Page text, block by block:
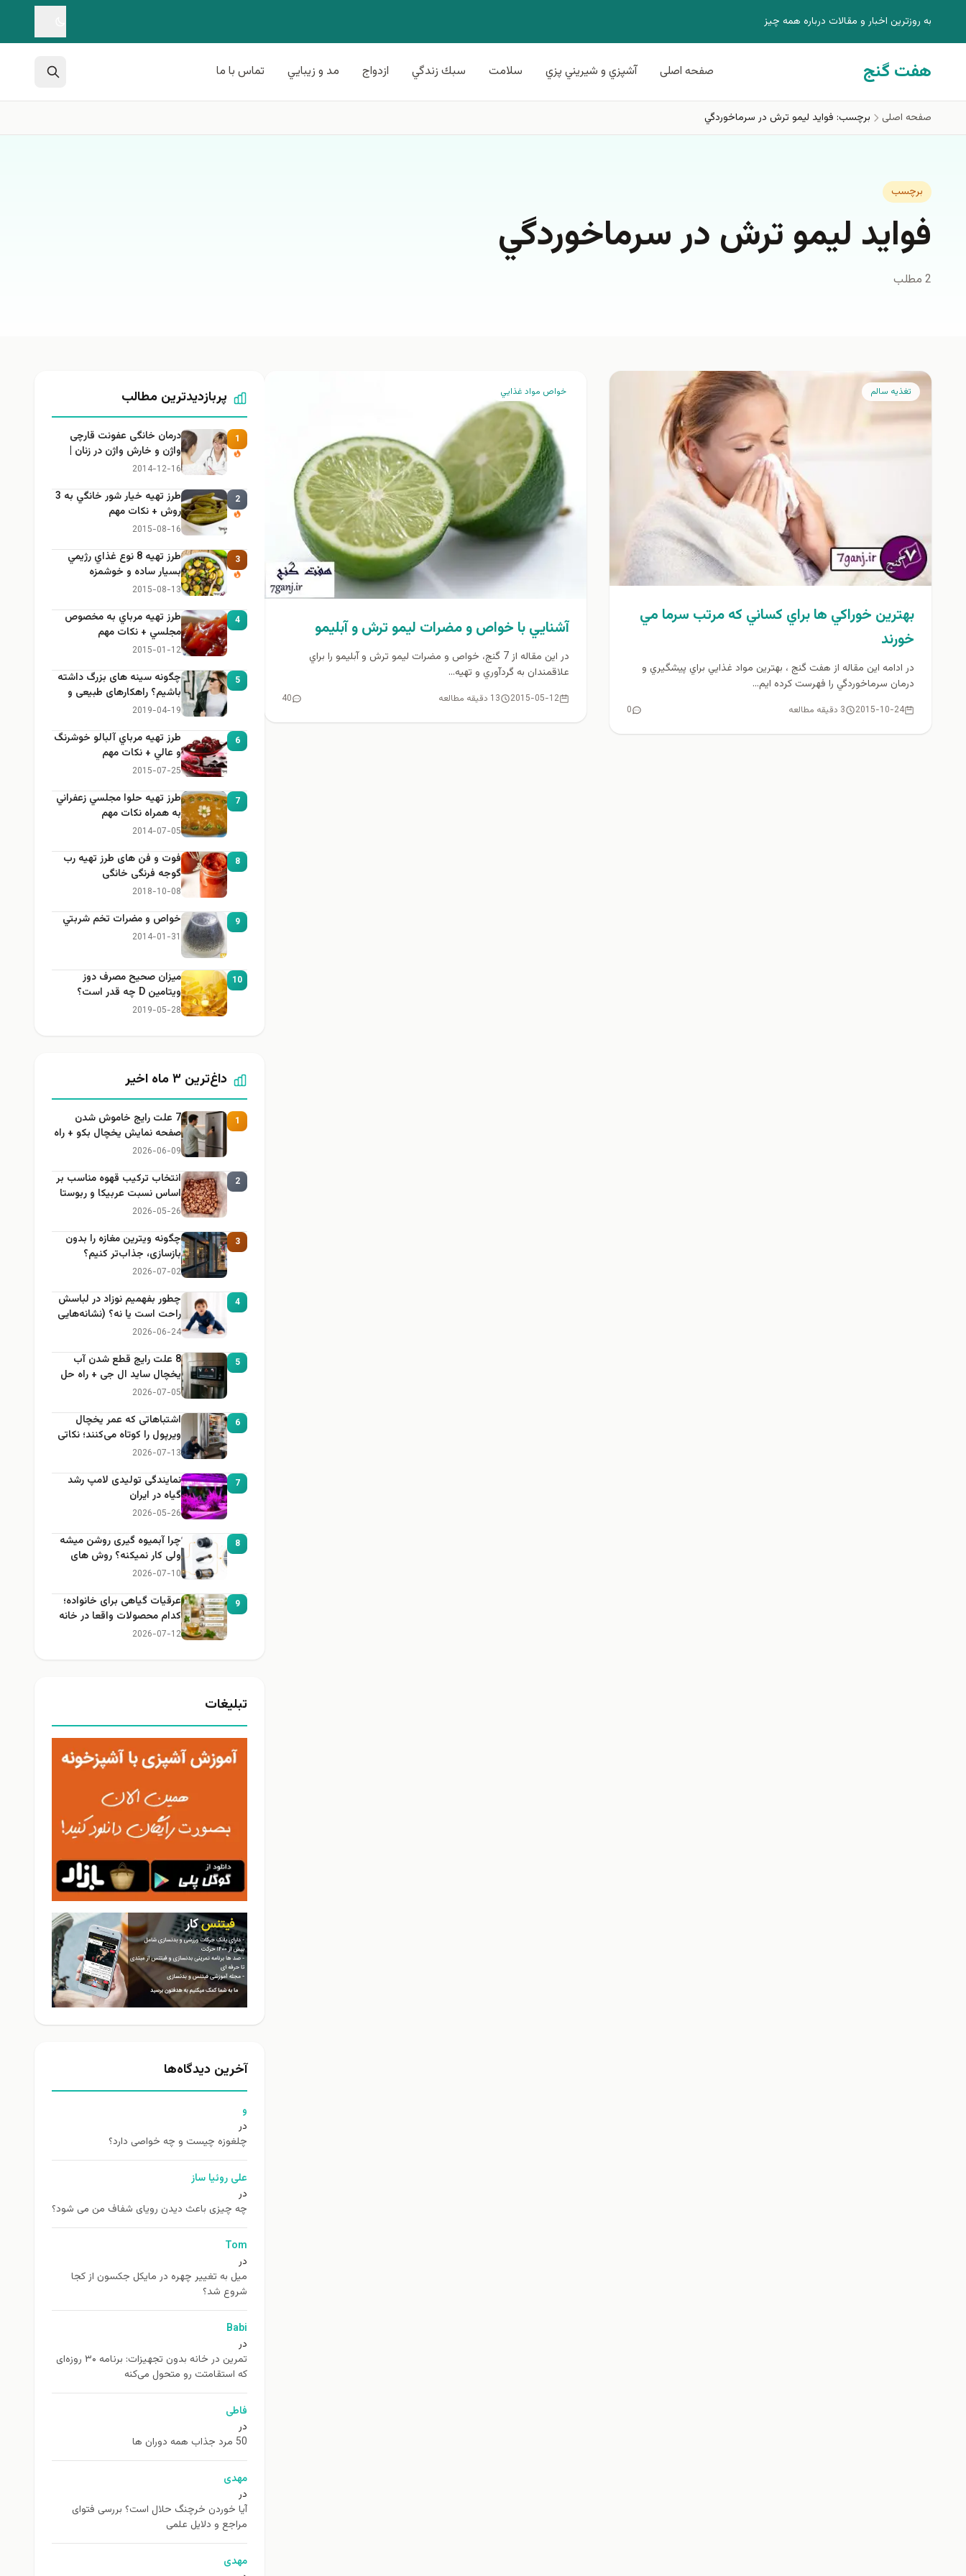
به روزترين اخبار و مقالات درباره همه چيز
هفت گنج صفحه اصلی آشپزي و شيريني پزي سلامت سبك زندگي ازدواج مد و زيبايي تماس با ما
صفحه اصلی برچسب: فوايد ليمو ترش در سرماخوردگي
برچسب
فوايد ليمو ترش در سرماخوردگي
2 مطلب
تغذيه سالم
بهترين خوراكي ها براي كساني كه مرتب سرما مي
خورند
در ادامه اين مقاله از هفت گنج ، بهترين مواد غذايي براي پيشگيري و
درمان سرماخوردگي را فهرست كرده ايم...
2015-10-24 3 دقیقه مطالعه 0
خواص مواد غذايي
آشنايي با خواص و مضرات ليمو ترش و آبليمو
در اين مقاله از 7 گنج، خواص و مضرات ليمو ترش و آبليمو را براي
علاقمندان به گردآوري و تهيه...
2015-05-12 13 دقیقه مطالعه 40
پربازدیدترین مطالب
1
درمان خانگی عفونت قارچی
واژن و خارش واژن در زنان |
راهنمای کامل، ایمن و کاربردی
2014-12-16
2
طرز تهيه خیار شور خانگي به 3
روش + نكات مهم
2015-08-16
3
طرز تهيه 8 نوع غذاي رژيمي
بسيار ساده و خوشمزه
2015-08-13
4
طرز تهيه مرباي به مخصوص
مجلسي + نكات مهم
2015-01-12
5
چگونه سینه های بزرگ داشته
باشیم؟ راهکارهای طبیعی و
خانگی برای بزرگ کردن سینه
2019-04-19
6
طرز تهيه مرباي آلبالو خوشرنگ
و عالي + نكات مهم
2015-07-25
7
طرز تهيه حلوا مجلسي زعفراني
به همراه نكات مهم
2014-07-05
8
فوت و فن های طرز تهیه رب
گوجه فرنگی خانگی
2018-10-08
9 خواص و مضرات تخم شربتي
2014-01-31
10
میزان صحیح مصرف دوز
ویتامین D چه قدر است؟
2019-05-28
داغ‌ترین ۳ ماه اخیر
1
7 علت رایج خاموش شدن
صفحه نمایش یخچال بکو + راه
حل
2026-06-09
2
انتخاب ترکیب قهوه مناسب بر
اساس نسبت عربیکا و ربوستا
2026-05-26
3
چگونه ویترین مغازه را بدون
بازسازی، جذاب‌تر کنیم؟
2026-07-02
4
چطور بفهمیم نوزاد در لباسش
راحت است یا نه؟ (نشانه‌هایی
که هر مادر باید بداند)
2026-06-24
5
8 علت رایج قطع شدن آب
یخچال ساید ال جی + راه حل
2026-07-05
6
اشتباهاتی که عمر یخچال
ویرپول را کوتاه می‌کنند؛ نکاتی
که باید بدانید
2026-07-13
7
نمایندگی تولیدی لامپ رشد
گیاه در ایران
2026-05-26
8
چرا آبمیوه گیری روشن میشه
ولی کار نمیکنه؟ روش های
عیب یابی
2026-07-10
9
عرقیات گیاهی برای خانواده؛
کدام محصولات واقعا در خانه
کاربرد دارند؟
2026-07-12
تبلیغات
آخرین دیدگاه‌ها
و
در
چلغوزه چیست و چه خواصی دارد؟
علی روئیا ساز
در
چه چیزی باعث دیدن رویای شفاف من می شود؟
Tom
در
ميل به تغيير چهره در مایکل جکسون از كجا
شروع شد؟
Babi
در
تمرین در خانه بدون تجهیزات: برنامه ۳۰ روزه‌ای
که استقامتت رو متحول می‌کنه
فاطی
در
50 مرد جذاب همه دوران ها
مهدی
در
آیا خوردن خرچنگ حلال است؟ بررسی فتوای
مراجع و دلایل علمی
مهدی